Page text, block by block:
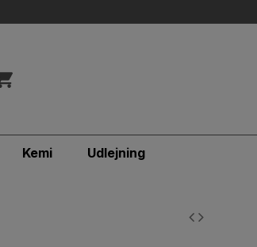
Kemi Udlejning